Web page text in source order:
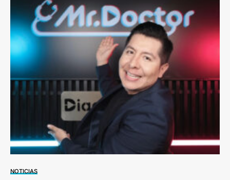
NOTICIAS